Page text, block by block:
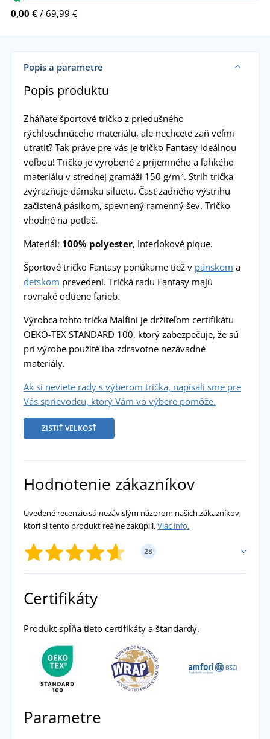
0,00 € / 69,99 €
Popis a parametre
Popis produktu
Zháňate športové tričko z priedušného
rýchloschnúceho materiálu, ale nechcete zaň veľmi
utratiť? Tak práve pre vás je tričko Fantasy ideálnou
voľbou! Tričko je vyrobené z príjemného a ľahkého
materiálu v strednej gramáži 150 g/m2. Strih trička
zvýrazňuje dámsku siluetu. Časť zadného výstrihu
začistená pásikom, spevnený ramenný šev. Tričko
vhodné na potlač.
Materiál: 100% polyester, Interlokové pique.
Športové tričko Fantasy ponúkame tiež v pánskom a
detskom prevedení. Tričká radu Fantasy majú
rovnaké odtiene farieb.
Výrobca tohto trička Malfini je držiteľom certifikátu
OEKO-TEX STANDARD 100, ktorý zabezpečuje, že sú
pri výrobe použité iba zdravotne nezávadné
materiály.
Ak si neviete rady s výberom trička, napísali sme pre
Vás sprievodcu, ktorý Vám vo výbere pomôže.
ZISTIŤ VEĽKOSŤ
Hodnotenie zákazníkov
Uvedené recenzie sú nezávislým názorom našich zákazníkov,
ktorí si tento produkt reálne zakúpili.Viac info.
28
Lucie
Odskúšané pri behu a jazde na bicykli. Veľkosť
je vyhovujúca. Mám vo viacerých farbách.
přidáno 16.05.2024
Eva
Toto tričko má krásnu a veselú farbu, pekne
Certifikáty
Produkt spĺňa tieto certifikáty a štandardy.
Parametre